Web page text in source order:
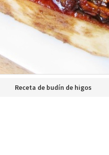
Receta de budín de higos